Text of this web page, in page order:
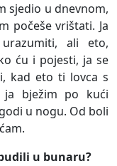
sjedio u dnevnom,
počeše vrištati. Ja
ali eto,
ću i pojesti, ja se
kad eto ti lovca s
ja bježim po kući
u nogu. Od boli
u bunaru?